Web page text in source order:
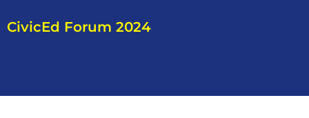
CivicEd Forum 2024